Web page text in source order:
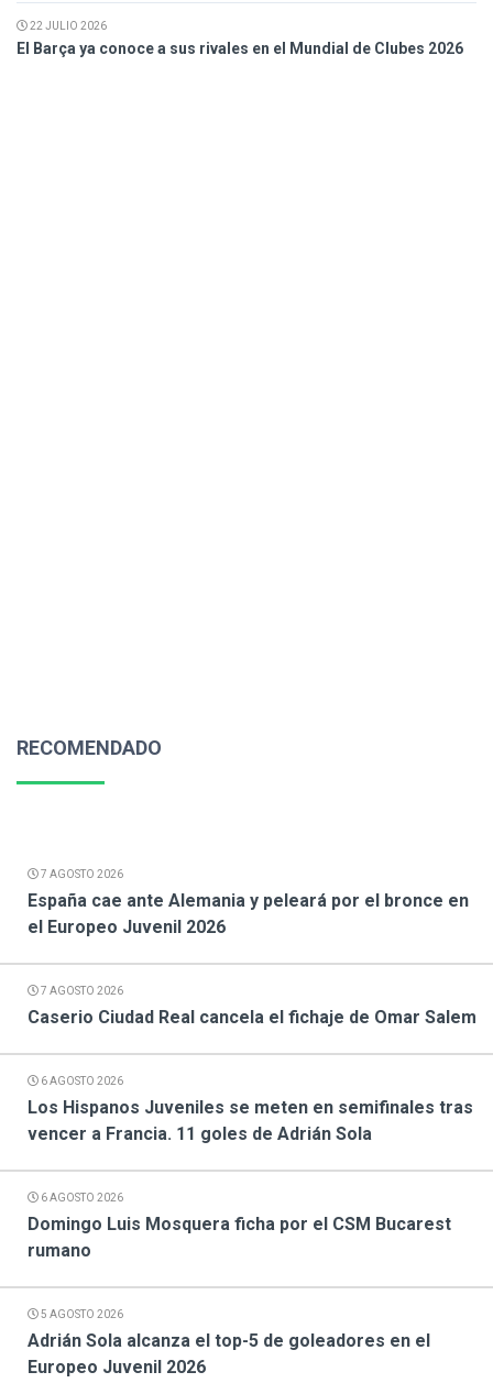
22 JULIO 2026
El Barça ya conoce a sus rivales en el Mundial de Clubes 2026
RECOMENDADO
7 AGOSTO 2026
España cae ante Alemania y peleará por el bronce en
el Europeo Juvenil 2026
7 AGOSTO 2026
Caserio Ciudad Real cancela el fichaje de Omar Salem
6 AGOSTO 2026
Los Hispanos Juveniles se meten en semifinales tras
vencer a Francia. 11 goles de Adrián Sola
6 AGOSTO 2026
Domingo Luis Mosquera ficha por el CSM Bucarest
rumano
5 AGOSTO 2026
Adrián Sola alcanza el top-5 de goleadores en el
Europeo Juvenil 2026